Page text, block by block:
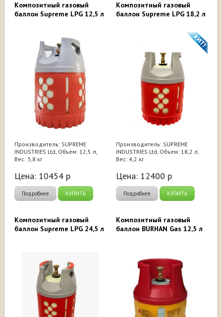
Композитный газовый
баллон Supreme LPG 12,5 л
Производитель: SUPREME
INDUSTRIES Ltd, Объем: 12,5 л,
Вес: 3,8 кг
Цена: 10454 р
Подробнее КУПИТЬ
Композитный газовый
баллон Supreme LPG 18,2 л
Производитель: SUPREME
INDUSTRIES Ltd, Объем: 18,2 л,
Вес: 4,2 кг
Цена: 12400 р
Подробнее КУПИТЬ
Композитный газовый
баллон Supreme LPG 24,5 л
Композитный газовый
баллон BURHAN Gas 12,5 л